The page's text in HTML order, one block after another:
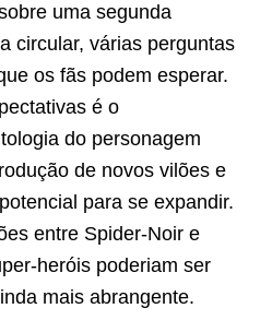
uma segunda
circular, várias perguntas
os fãs podem esperar.
é o
do personagem
de novos vilões e
para se expandir.
entre Spider-Noir e
heróis poderiam ser
mais abrangente.